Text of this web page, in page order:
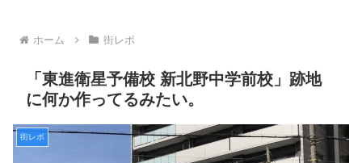
ホーム 街レポ
「東進衛星予備校 新北野中学前校」跡地
に何か作ってるみたい。
街レポ